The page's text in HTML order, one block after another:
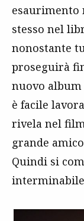
esaurimento
stesso nel
nonostante
proseguirà
nuovo album
è facile
rivela nel
grande
Quindi si